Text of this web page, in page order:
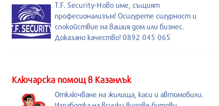
T.F. Security-Ново име, същият
професионализъм! Осигурете сигурност и
спокойствие на вашия дом или бизнес.
Доказано качество! 0892 045 065
Kлючарска помощ в Казанлък
Отключване на жилища, каси и автомобили.